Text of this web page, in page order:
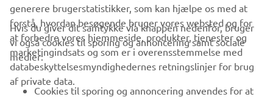
VIRKSOMHED
B2B
generere brugerstatistikker, som kan hjælpe os med at
forstå, hvordan besøgende bruger vores websted og for
at forbedre vores hjemmeside, produkter, tjenester og
marketingindsats og som er i overensstemmelse med
databeskyttelsesmyndighedernes retningslinjer for brug
af private data.
Hvis du giver dit samtykke via knappen nedenfor, bruger
vi også cookies til sporing og annoncering samt sociale
medier:
Cookies til sporing og annoncering anvendes for at